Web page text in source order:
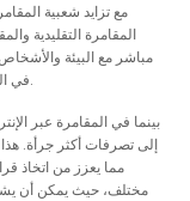
مع تزايد شعبية
المقامرة التقليدية
مباشر مع البيئة
في المقابل، يؤمِّن هذا النمط من المقامرة تجربة أكثر خصوصية.
بينما في المقامرة عبر
إلى تصرفات أكثر جرأة.
مما يعزز من اتخاذ
مختلف، حيث يمكن أن